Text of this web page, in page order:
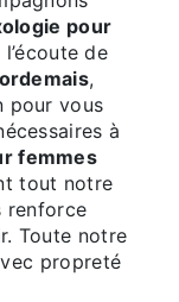
pour
de
,
pour vous
à
femmes
tout notre
renforce
Toute notre
propreté